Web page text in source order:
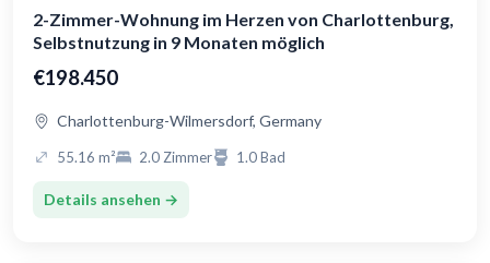
2-Zimmer-Wohnung im Herzen von Charlottenburg,
Selbstnutzung in 9 Monaten möglich
€198.450
Charlottenburg-Wilmersdorf, Germany
55.16 m² 2.0 Zimmer 1.0 Bad
Details ansehen →